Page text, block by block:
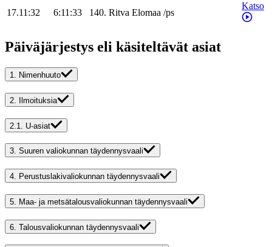
17.11:32 6:11:33 140. Ritva Elomaa /ps
Katso
Päiväjärjestys eli käsiteltävät asiat
1. Nimenhuuto
2. Ilmoituksia
2.1. U-asiat
3. Suuren valiokunnan täydennysvaali
4. Perustuslakivaliokunnan täydennysvaali
5. Maa- ja metsätalousvaliokunnan täydennysvaali
6. Talousvaliokunnan täydennysvaali